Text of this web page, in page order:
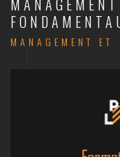
MANAGEMENT
MANAGEMENT ET